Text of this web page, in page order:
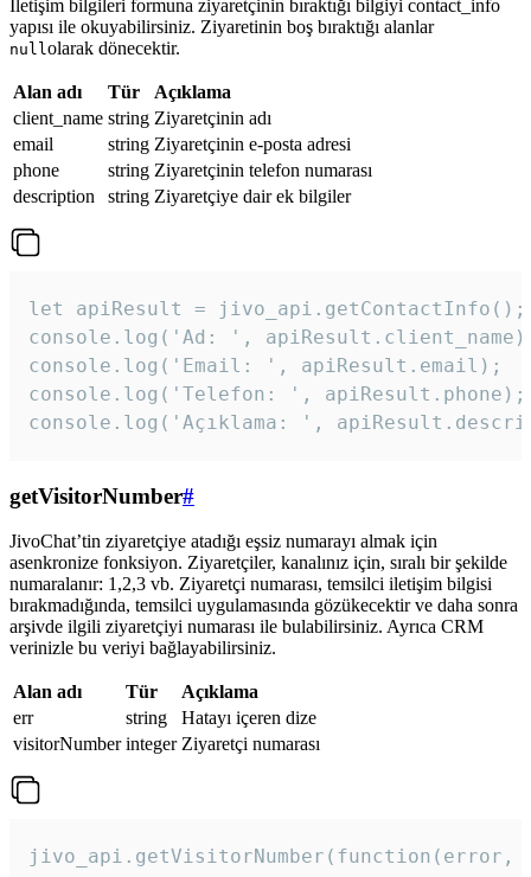
İletişim bilgileri formuna ziyaretçinin bıraktığı bilgiyi contact_info
yapısı ile okuyabilirsiniz. Ziyaretinin boş bıraktığı alanlar
null olarak dönecektir.
Alan adı Tür
Açıklama
client_name string Ziyaretçinin adı
email
string Ziyaretçinin e-posta adresi
phone
string Ziyaretçinin telefon numarası
description
string Ziyaretçiye dair ek bilgiler
let apiResult = jivo_api.getContactInfo();
console.log('Ad: ',
console.log('Email: ', apiResult.email);
console.log('Telefon: ', apiResult.phone);
console.log('Açıklama: ',
getVisitorNumber#
JivoChat’tin ziyaretçiye atadığı eşsiz numarayı almak için
asenkronize fonksiyon. Ziyaretçiler, kanalınız için, sıralı bir şekilde
numaralanır: 1,2,3 vb. Ziyaretçi numarası, temsilci iletişim bilgisi
bırakmadığında, temsilci uygulamasında gözükecektir ve daha sonra
arşivde ilgili ziyaretçiyi numarası ile bulabilirsiniz. Ayrıca CRM
verinizle bu veriyi bağlayabilirsiniz.
Alan adı Tür
Açıklama
err
string
Hatayı içeren dize
visitorNumber integer Ziyaretçi numarası
jivo_api.getVisitorNumber(function(error,